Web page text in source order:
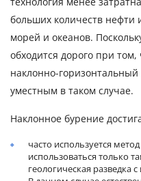
больших количеств
морей и океанов.
обходится дорого при
наклонно-
уместным в таком случае.
Наклонное бурение
часто используется
использоваться только
геологическая разведка